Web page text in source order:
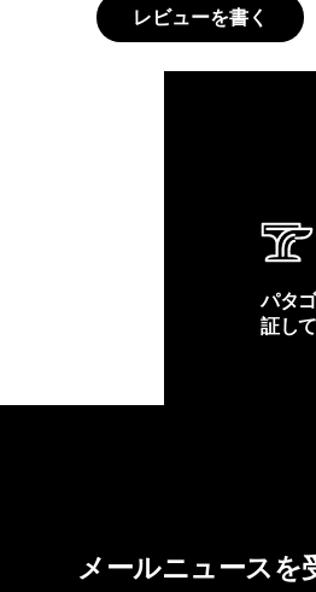
レビューを書く
パタ
証し
メールニュースを